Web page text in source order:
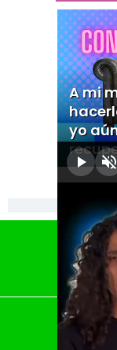
A mi
yo